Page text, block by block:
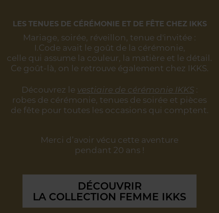
LES TENUES DE CÉRÉMONIE ET DE FÊTE CHEZ IKKS
Mariage, soirée, réveillon, tenue d'invitée :
I.Code avait le goût de la cérémonie,
celle qui assume la couleur, la matière et le détail.
Ce goût-là, on le retrouve également chez IKKS.
Découvrez le vestiaire de cérémonie IKKS:
robes de cérémonie, tenues de soirée et pièces
de fête pour toutes les occasions qui comptent.
Merci d’avoir vécu cette aventure
pendant 20 ans !
DÉCOUVRIR
LA COLLECTION FEMME IKKS